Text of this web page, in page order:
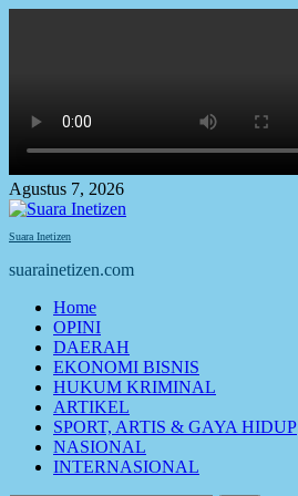
Agustus 7, 2026
Suara Inetizen
suarainetizen.com
Primary
Menu
Home
OPINI
DAERAH
EKONOMI BISNIS
HUKUM KRIMINAL
ARTIKEL
SPORT, ARTIS & GAYA HIDUP
NASIONAL
INTERNASIONAL